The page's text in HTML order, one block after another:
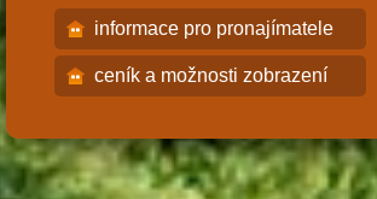
informace pro pronajímatele
ceník a možnosti zobrazení